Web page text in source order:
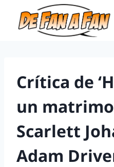
Crítica de
un
Scarlett
Adam